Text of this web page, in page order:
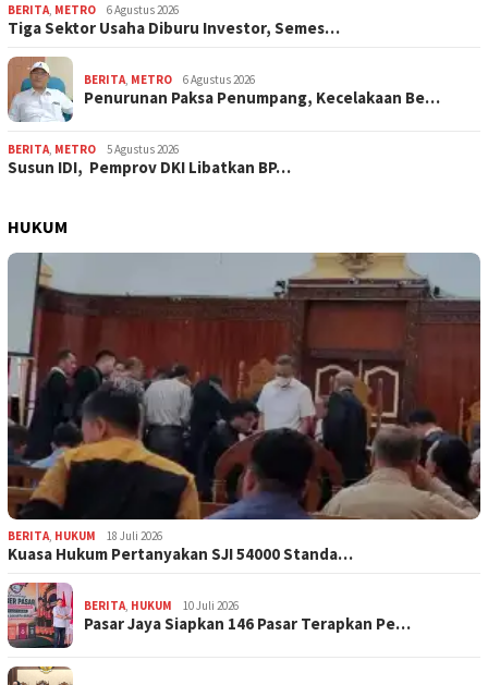
BERITA METRO 6 Agustus 2026
Tiga Sektor Usaha Diburu Investor, Semes…
BERITA METRO 6 Agustus 2026
Penurunan Paksa Penumpang, Kecelakaan Be…
BERITA METRO 5 Agustus 2026
Susun IDI, Pemprov DKI Libatkan BP…
HUKUM
BERITA, HUKUM 18 Juli 2026
Kuasa Hukum Pertanyakan SJI 54000 Standa…
BERITA, HUKUM 10 Juli 2026
Pasar Jaya Siapkan 146 Pasar Terapkan Pe…